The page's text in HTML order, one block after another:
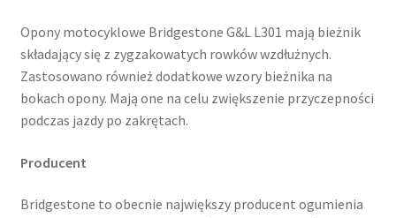
Opony motocyklowe Bridgestone G&L L301 mają bieżnik
składający się z zygzakowatych rowków wzdłużnych.
Zastosowano również dodatkowe wzory bieżnika na
bokach opony. Mają one na celu zwiększenie przyczepności
podczas jazdy po zakrętach.
Producent
Bridgestone to obecnie największy producent ogumienia